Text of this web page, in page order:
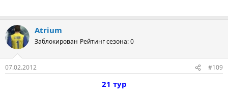
Atrium
Заблокирован Рейтинг сезона: 0
07.02.2012 #109
21 тур